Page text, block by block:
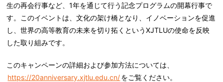
生の再会行事など、1年を通じて行う記念プログラムの開幕行事で
す。このイベントは、文化の架け橋となり、イノベーションを促進
し、世界の高等教育の未来を切り拓くというXJTLUの使命を反映
した取り組みです。
このキャンペーンの詳細および参加方法については、
https://20anniversary.xjtlu.edu.cn/をご覧ください。